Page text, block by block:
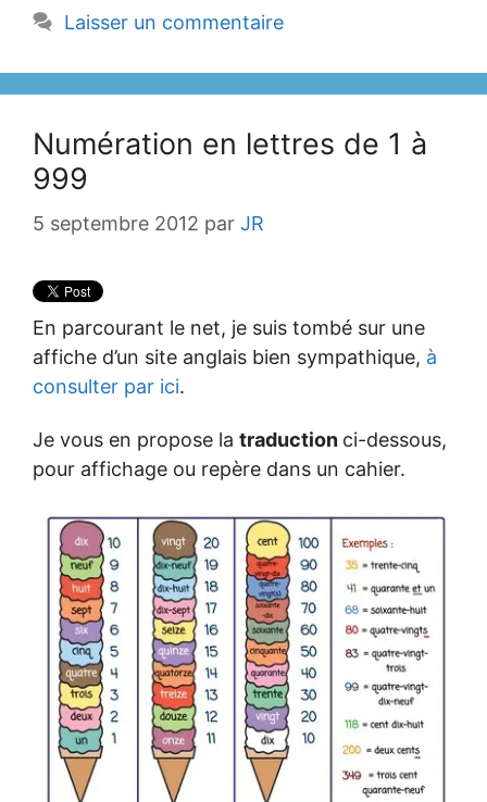
Laisser un commentaire
Numération en lettres de 1 à
999
5 septembre 2012 par JR
En parcourant le net, je suis tombé sur une
affiche d’un site anglais bien sympathique, à
consulter par ici.
Je vous en propose la traduction ci-dessous,
pour affichage ou repère dans un cahier.